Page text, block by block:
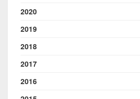
2020
2019
2018
2017
2016